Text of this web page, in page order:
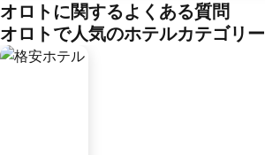
オロトに関するよくある質問
オロトで人気のホテルカテゴリー